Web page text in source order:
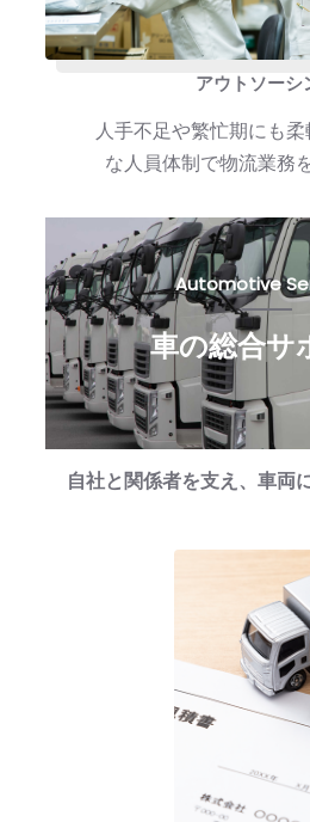
アウトソーシ
人手不足や繁忙期にも
な人員体制で物流業務
Automotive
車の総合サ
自社と関係者を支え、車両